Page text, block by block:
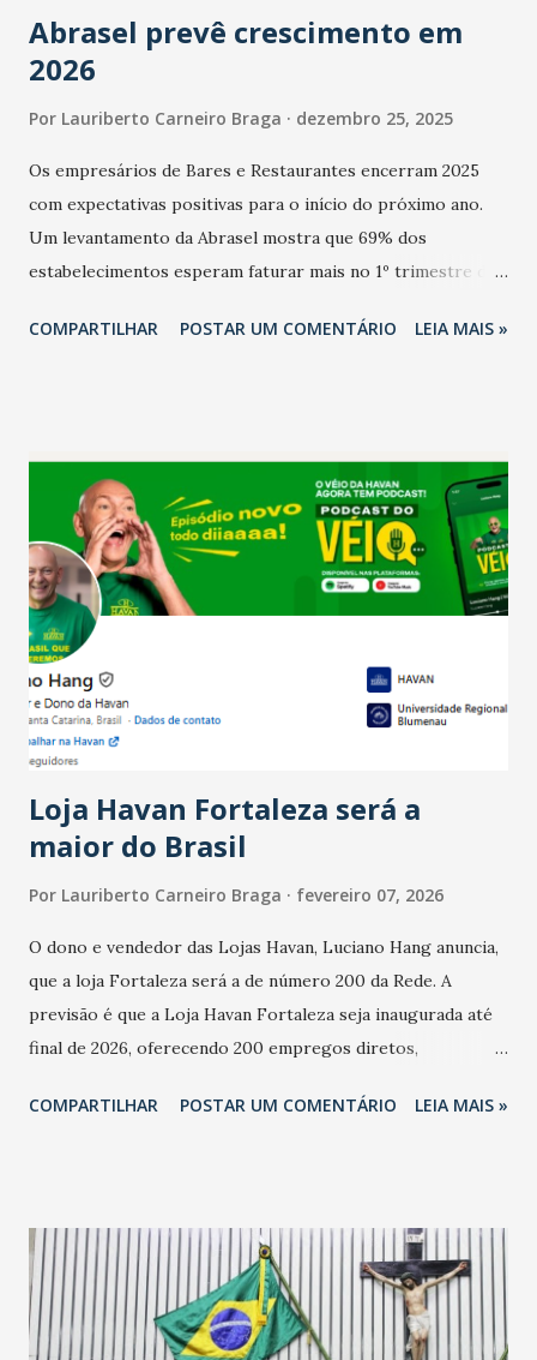
Abrasel prevê crescimento em
2026
Por Lauriberto Carneiro Braga dezembro 25, 2025
Os empresários de Bares e Restaurantes encerram 2025
com expectativas positivas para o início do próximo ano.
Um levantamento da Abrasel mostra que 69% dos
estabelecimentos esperam faturar mais no 1º trimestre de
relação ao último trimestre deste ano, 56% também
confraternizações de fim de ano e pelo pagamento do 13º
Salário para um número maior de trabalhadores, já que o
país tem a menor taxa de desemprego dos anos recentes.
Ainda segundo a Pesquisa, em novembro de 2025, 40% dos
bares e restaurantes operaram com lucro e outros 40%
registraram equilíbrio financeiro. Já o percentual de
estabelecimentos no prejuízo ficou em 19%, pouco abaixo
do observado no mês anterior. Outros 1% não existiam em
novembro. Em relação a outubro, o faturamento também
COMPARTILHAR POSTAR UM COMENTÁRIO LEIA MAIS »
Loja Havan Fortaleza será a
maior do Brasil
Por Lauriberto Carneiro Braga fevereiro 07, 2026
O dono e vendedor das Lojas Havan, Luciano Hang anuncia,
que a loja Fortaleza será a de número 200 da Rede. A
previsão é que a Loja Havan Fortaleza seja inaugurada até
final de 2026, oferecendo 200 empregos diretos,
Havan Fortaleza ainda não foi anunciada oficialmente, mas
COMPARTILHAR POSTAR UM COMENTÁRIO LEIA MAIS »